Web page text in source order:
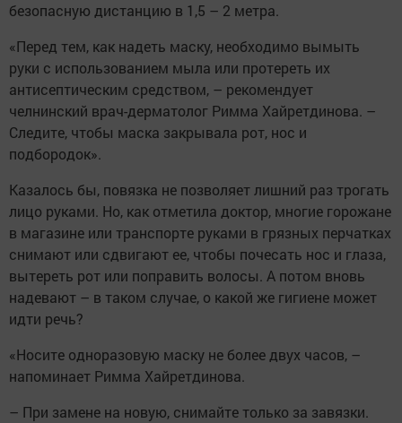
безопасную дистанцию в 1,5 – 2 метра.
«Перед тем, как надеть маску, необходимо вымыть
руки с использованием мыла или протереть их
антисептическим средством, – рекомендует
челнинский врач-дерматолог Римма Хайретдинова. –
Следите, чтобы маска закрывала рот, нос и
подбородок».
Казалось бы, повязка не позволяет лишний раз трогать
лицо руками. Но, как отметила доктор, многие горожане
в магазине или транспорте руками в грязных перчатках
снимают или сдвигают ее, чтобы почесать нос и глаза,
вытереть рот или поправить волосы. А потом вновь
надевают – в таком случае, о какой же гигиене может
идти речь?
«Носите одноразовую маску не более двух часов, –
напоминает Римма Хайретдинова.
– При замене на новую, снимайте только за завязки.